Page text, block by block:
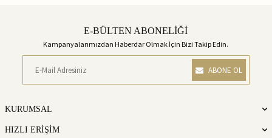
E-BÜLTEN ABONELİĞİ
Kampanyalarımızdan Haberdar Olmak İçin Bizi Takip Edin.
ABONE OL
KURUMSAL
HIZLI ERİŞİM